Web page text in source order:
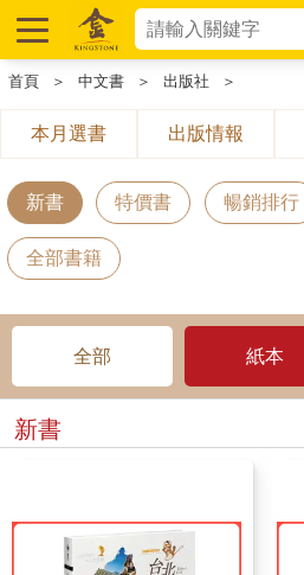
首頁 ＞ 中文書 ＞ 出版社 ＞
本月選書 出版情報
新書 特價書 暢銷排行
全部書籍
全部 紙本
新書